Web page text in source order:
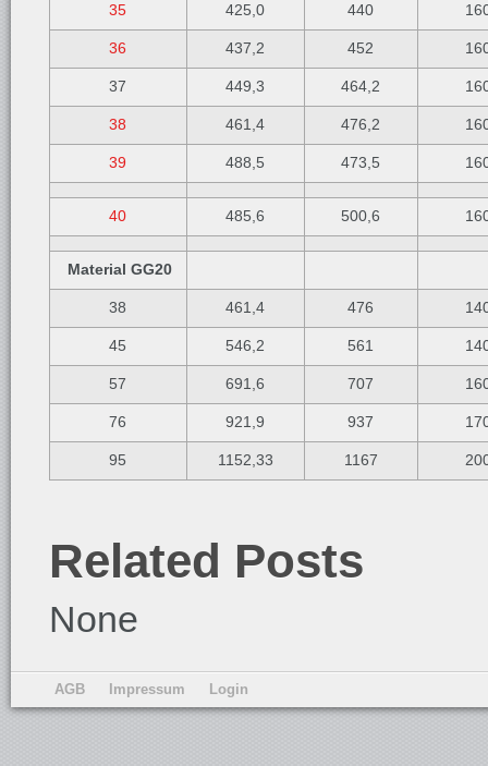
35 425,0 440
36 437,2 452
37 449,3 464,2
38 461,4 476,2
39 488,5 473,5
40 485,6 500,6
Material GG20
38 461,4 476
45 546,2 561
57 691,6 707
76 921,9 937
95 1152,33 1167
Related Posts
None
AGB Impressum Login